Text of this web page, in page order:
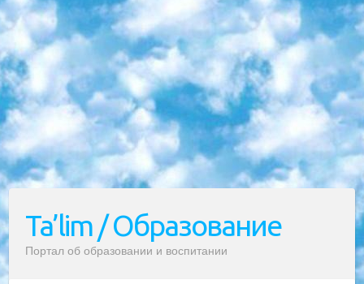
Ta’lim / Образование
Портал об образовании и воспитании